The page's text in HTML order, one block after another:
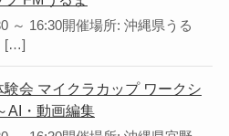
～ 16:30開催場所: 沖縄県うる
[…]
会 マイクラカップ ワークシ
AI・動画編集